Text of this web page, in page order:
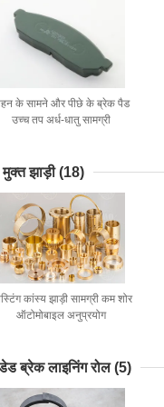
के सामने और पीछे के ब्रेक पैड
उच्च तप अर्ध-धातु सामग्री
झाड़ी (18)
कांस्य झाड़ी सामग्री कम शोर
ऑटोमोबाइल अनुप्रयोग
ब्रेक लाइनिंग रोल (5)